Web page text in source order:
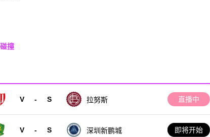
撞
V - S 拉努斯 直播中
V - S 深圳新鹏城 即将开始